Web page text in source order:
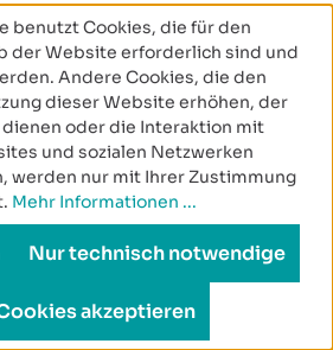
MIT DEM
NEWSLETTER!
kostenlosen Newsletter.
und sichern sich satte
benutzt Cookies, die für den
der Website erforderlich sind und
Andere Cookies, die den
dieser Website erhöhen, der
oder die Interaktion mit
und sozialen Netzwerken
werden nur mit Ihrer Zustimmung
Mehr Informationen ...
Nur technisch notwendige
akzeptieren